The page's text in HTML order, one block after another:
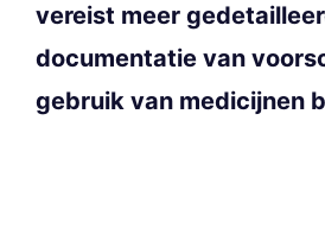
vereist meer
documentatie van
gebruik van medicijnen